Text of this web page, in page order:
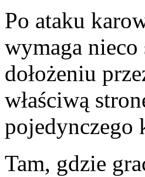
Po ataku
wymaga nieco
dołożeniu
właściwą
Tam, gdzie